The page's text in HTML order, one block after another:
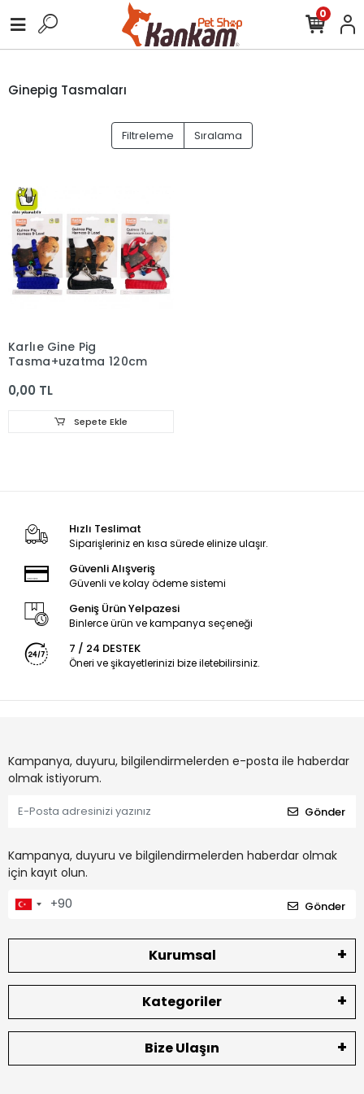
0
Ginepig Tasmaları
Filtreleme Sıralama
Karlıe Gine Pig
Tasma+uzatma 120cm
0,00 TL
Sepete Ekle
Hızlı Teslimat
Siparişleriniz en kısa sürede elinize ulaşır.
Güvenli Alışveriş
Güvenli ve kolay ödeme sistemi
Geniş Ürün Yelpazesi
Binlerce ürün ve kampanya seçeneği
7 / 24 DESTEK
Öneri ve şikayetlerinizi bize iletebilirsiniz.
Kampanya, duyuru, bilgilendirmelerden e-posta ile haberdar
olmak istiyorum.
Gönder
Kampanya, duyuru ve bilgilendirmelerden haberdar olmak
için kayıt olun.
Gönder
Kurumsal
Kategoriler
Bize Ulaşın